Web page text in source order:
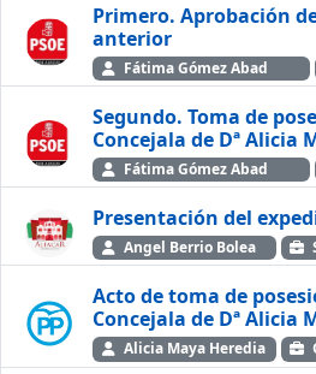
Primero. Aprobación
anterior
Fátima Gómez Abad
Segundo. Toma de
Concejala de Dª Alicia
Fátima Gómez Abad
Presentación del
Angel Berrio Bolea
Acto de toma de
Concejala de Dª Alicia
Alicia Maya Heredia